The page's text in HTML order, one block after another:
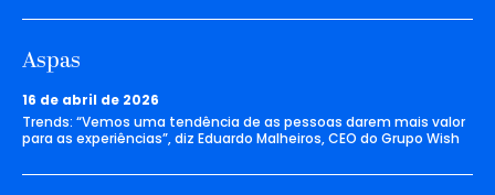
Aspas
16 de abril de 2026
Trends: “Vemos uma tendência de as pessoas darem mais valor
para as experiências”, diz Eduardo Malheiros, CEO do Grupo Wish